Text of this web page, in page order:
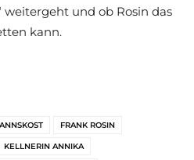
weitergeht und ob Rosin das
kann.
FRANK ROSIN
KELLNERIN ANNIKA